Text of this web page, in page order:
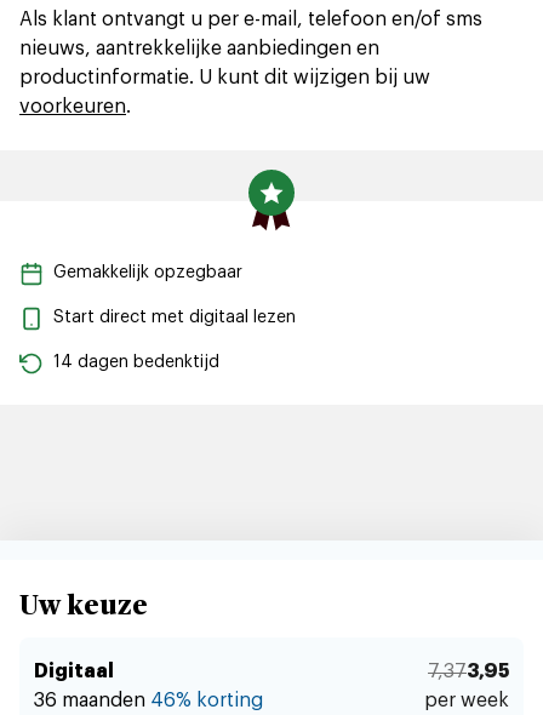
Als klant ontvangt u per e-mail, telefoon en/of sms
nieuws, aantrekkelijke aanbiedingen en
productinformatie. U kunt dit wijzigen bij uw
voorkeuren.
Gemakkelijk opzegbaar
Start direct met digitaal lezen
14 dagen bedenktijd
36 maanden46% korting
Uw keuze
Digitaal
36 maanden 46% korting
7,373,95
per week